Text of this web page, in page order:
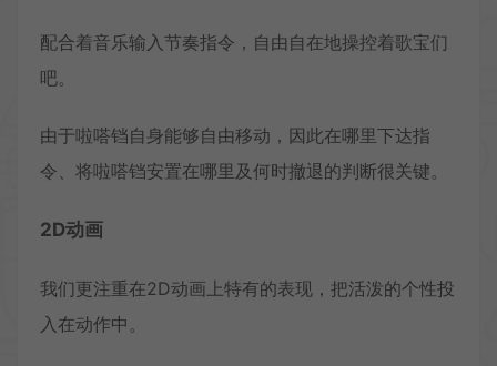
配合着音乐输入节奏指令，自由自在地操控着歌宝们
吧。
由于啦嗒铛自身能够自由移动，因此在哪里下达指
令、将啦嗒铛安置在哪里及何时撤退的判断很关键。
2D动画
我们更注重在2D动画上特有的表现，把活泼的个性投
入在动作中。